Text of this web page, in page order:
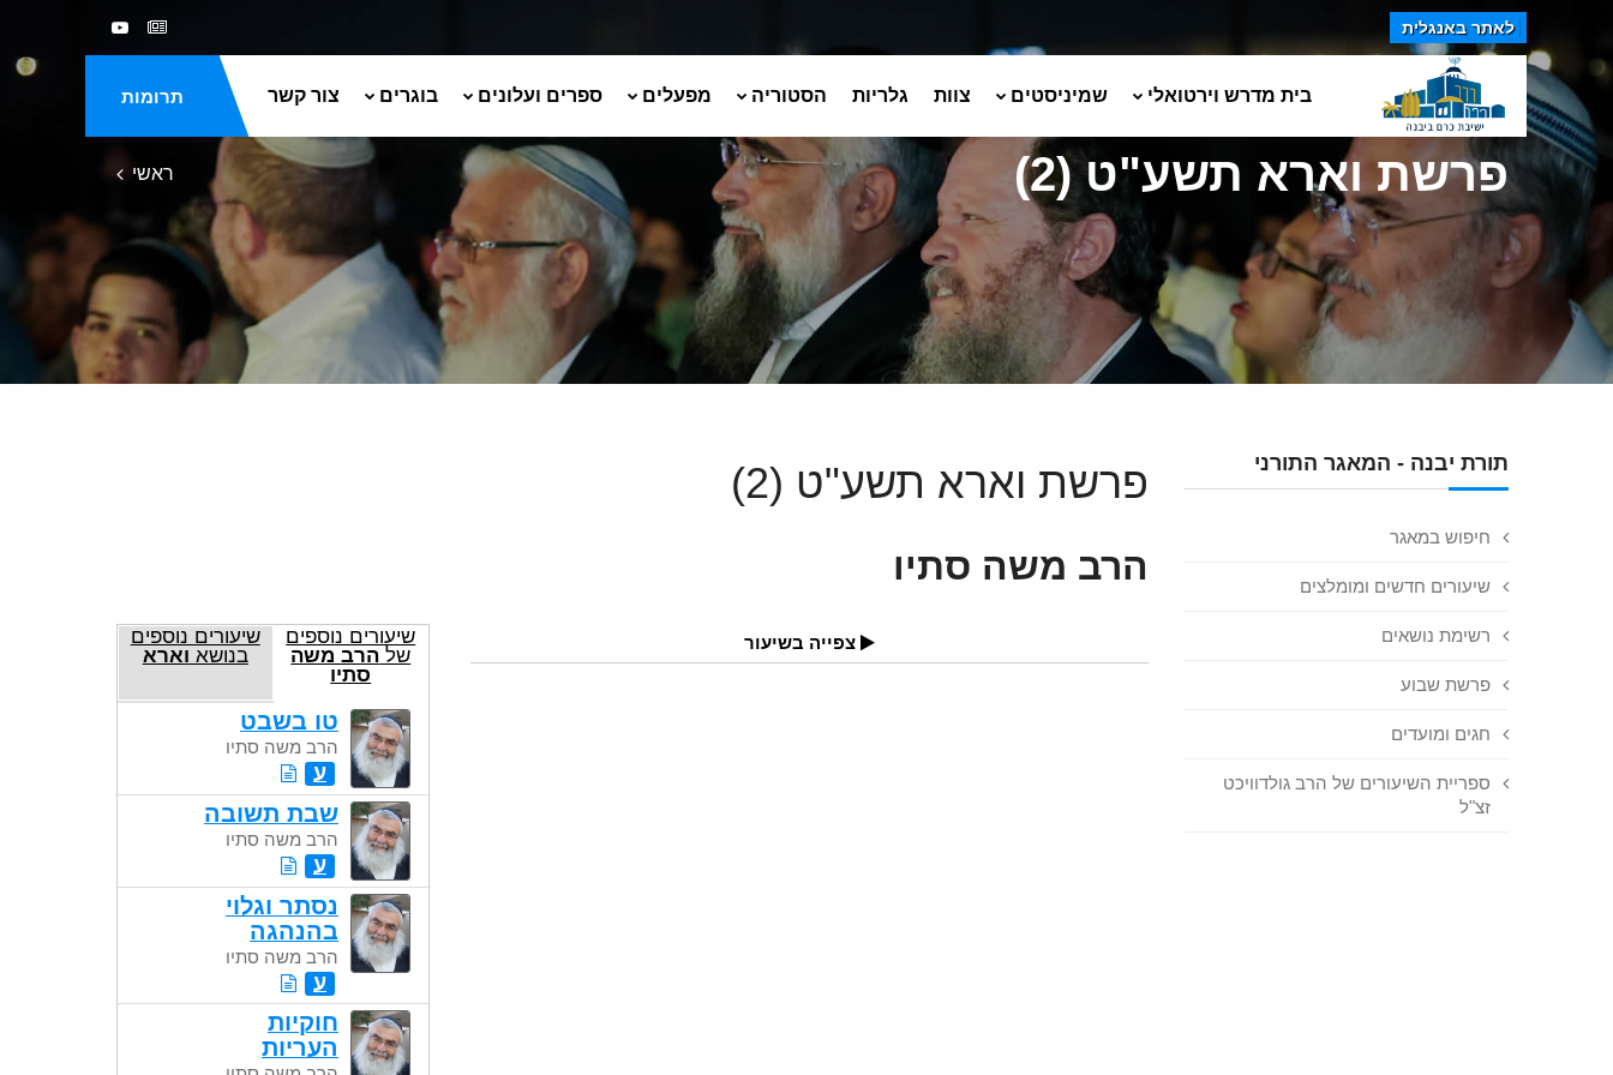
לאתר באנגלית
תרומות בית מדרש וירטואלי שמיניסטים צוות גלריות הסטוריה מפעלים ספרים ועלונים בוגרים צור קשר
פרשת וארא תשע"ט (2) ראשי
תורת יבנה - המאגר התורני
חיפוש במאגר
שיעורים חדשים ומומלצים
רשימת נושאים
פרשת שבוע
חגים ומועדים
ספריית השיעורים של הרב גולדוויכט
זצ"ל
פרשת וארא תשע"ט (2)
הרב משה סתיו
צפייה בשיעור
שיעורים נוספים
של הרב משה
סתיו
שיעורים נוספים
בנושא וארא
טו בשבט
הרב משה סתיו
ע
שבת תשובה
הרב משה סתיו
ע
נסתר וגלוי
בהנהגה
הרב משה סתיו
ע
חוקיות
העריות